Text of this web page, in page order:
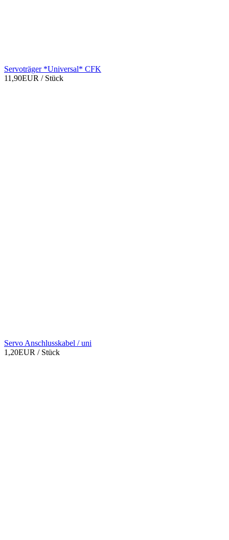
Servoträger *Universal* CFK
11,90EUR / Stück
Servo Anschlusskabel / uni
1,20EUR / Stück